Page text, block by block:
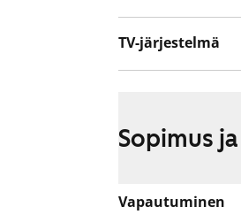
TV-järjestelmä
Sopimus
Vapautuminen